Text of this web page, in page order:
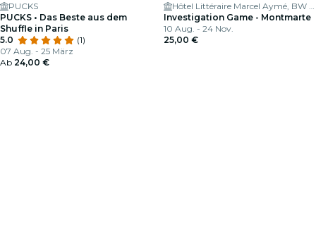
PUCKS
PUCKS • Das Beste aus dem
Shuffle in Paris
5.0
(1)
07 Aug. - 25 März
Ab 24,00 €
Hôtel Littéraire Marcel Aymé, BW Premier Collection
Investigation Game - Montmarte
10 Aug. - 24 Nov.
25,00 €